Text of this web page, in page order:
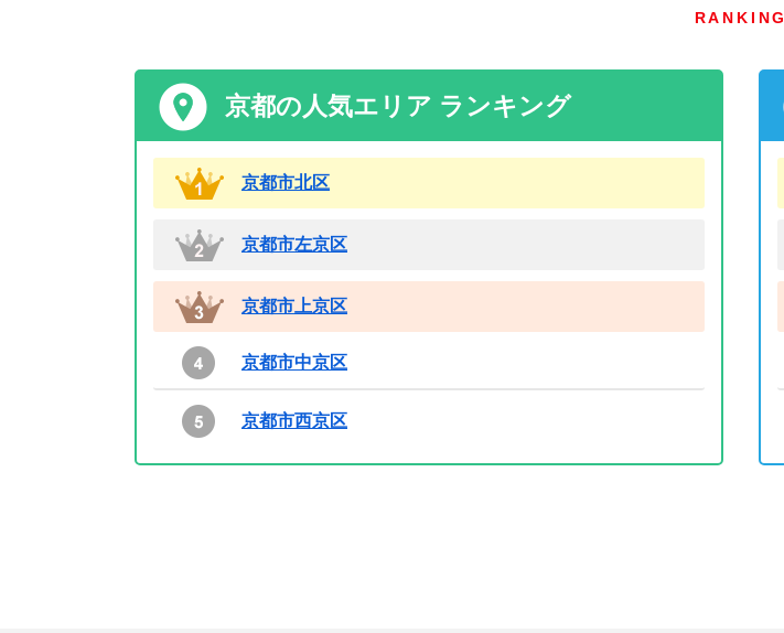
RANKING
京都の人気エリア ランキング
京都市北区
京都市左京区
京都市上京区
京都市中京区
京都市西京区